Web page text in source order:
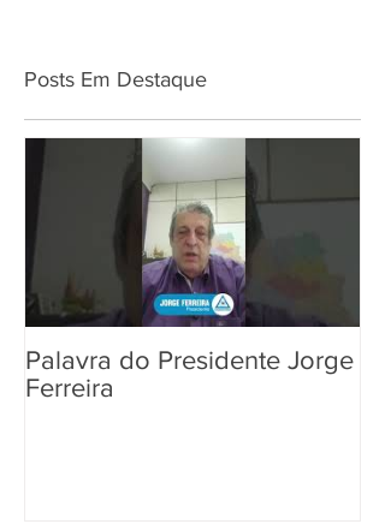
Posts Em Destaque
Palavra do Presidente Jorge
Ferreira